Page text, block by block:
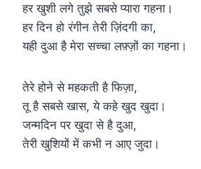
हर खुशी लगे तुझे सबसे प्यारा गहना।
हर दिन हो रंगीन तेरी ज़िंदगी का,
यही दुआ है मेरा सच्चा लफ़्ज़ों का गहना।
तेरे होने से महकती है फिज़ा,
तू है सबसे खास, ये कहे खुद खुदा।
जन्मदिन पर खुदा से है दुआ,
तेरी खुशियों में कभी न आए जुदा।